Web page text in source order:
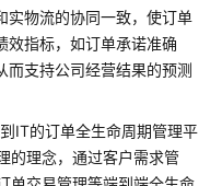
实物流的协同一致，使订单
效指标，如订单承诺准确
而支持公司经营结果的预测
IT的订单全生命周期管理平
的理念，通过客户需求管